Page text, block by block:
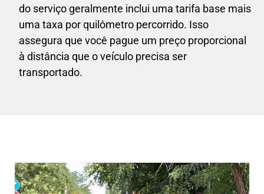
do serviço geralmente inclui uma tarifa base mais
uma taxa por quilômetro percorrido. Isso
assegura que você pague um preço proporcional
à distância que o veículo precisa ser
transportado.